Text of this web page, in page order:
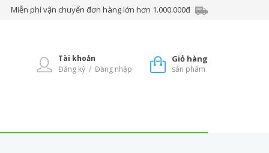
Miễn phí vận chuyển đơn hàng lớn hơn 1.000.000đ
Tài khoản
Đăng ký / Đăng nhập
Giỏ hàng
sản phẩm